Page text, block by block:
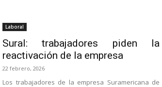
Laboral
Sural: trabajadores piden la
reactivación de la empresa
22 febrero, 2026
Los trabajadores de la empresa Suramericana de